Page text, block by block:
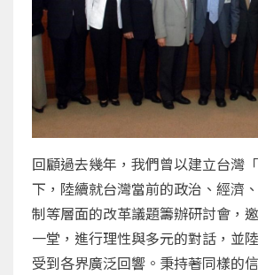
回顧過去幾年，我們曾以建立台灣
下，陸續就台灣當前的政治、經濟
制等層面的改革議題籌辦研討會，
一堂，進行理性與多元的對話，並
受到各界廣泛回響。秉持著同樣的